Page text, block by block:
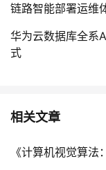
链路智能部署运维
华为云数据库全系
式
相关文章
《计算机视觉算法